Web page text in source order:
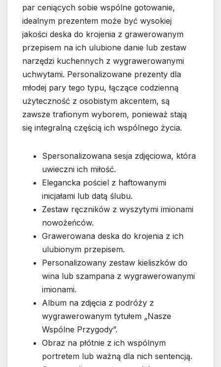
par ceniących sobie wspólne gotowanie,
idealnym prezentem może być wysokiej
jakości deska do krojenia z grawerowanym
przepisem na ich ulubione danie lub zestaw
narzędzi kuchennych z wygrawerowanymi
uchwytami. Personalizowane prezenty dla
młodej pary tego typu, łączące codzienną
użyteczność z osobistym akcentem, są
zawsze trafionym wyborem, ponieważ stają
się integralną częścią ich wspólnego życia.
Spersonalizowana sesja zdjęciowa, która
uwieczni ich miłość.
Elegancka pościel z haftowanymi
inicjałami lub datą ślubu.
Zestaw ręczników z wyszytymi imionami
nowożeńców.
Grawerowana deska do krojenia z ich
ulubionym przepisem.
Personalizowany zestaw kieliszków do
wina lub szampana z wygrawerowanymi
imionami.
Album na zdjęcia z podróży z
wygrawerowanym tytułem „Nasze
Wspólne Przygody”.
Obraz na płótnie z ich wspólnym
portretem lub ważną dla nich sentencją.